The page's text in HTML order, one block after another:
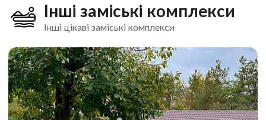
Інші заміські комплекси
Інші цікаві заміські комплекси